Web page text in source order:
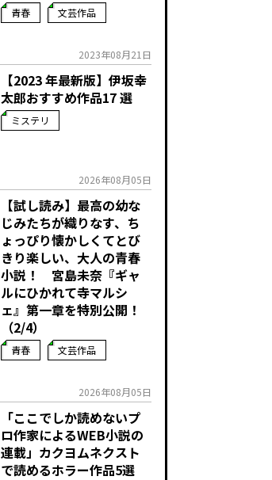
青春 文芸作品
2023年08月21日
【2023 年最新版】伊坂幸
太郎おすすめ作品17 選
ミステリ
2026年08月05日
【試し読み】最高の幼な
じみたちが織りなす、ち
ょっぴり懐かしくてとび
きり楽しい、大人の青春
小説！ 宮島未奈『ギャ
ルにひかれて寺マルシ
ェ』第一章を特別公開！
（2/4）
青春 文芸作品
2026年08月05日
「ここでしか読めないプ
ロ作家によるWEB小説の
連載」――カクヨムネクスト
で読めるホラー作品5選